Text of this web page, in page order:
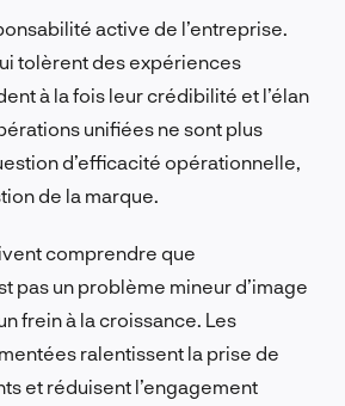
active de l’entreprise.
tolèrent des expériences
à la fois leur crédibilité et l’élan
unifiées ne sont plus
d’efficacité opérationnelle,
de la marque.
comprendre que
pas un problème mineur d’image
frein à la croissance. Les
ralentissent la prise de
et réduisent l’engagement